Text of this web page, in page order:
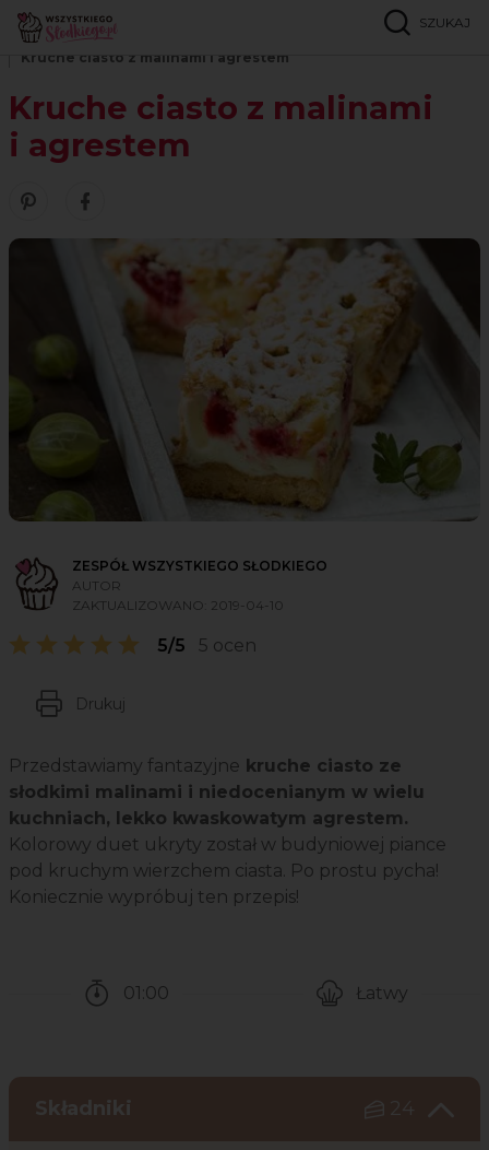
SZUKAJ
Strona główna
Kruche ciasto z malinami i agrestem
Kruche ciasto z malinami
i agrestem
Zobacz nasze piny w serwisie Pinterest
Udostępnij ten przepis w serwisie Facebook
ZESPÓŁ WSZYSTKIEGO SŁODKIEGO
AUTOR
ZAKTUALIZOWANO: 2019-04-10
5/5 5 ocen
Drukuj
Przedstawiamy fantazyjne kruche ciasto ze
słodkimi malinami i niedocenianym w wielu
kuchniach, lekko kwaskowatym agrestem.
Kolorowy duet ukryty został w budyniowej piance
pod kruchym wierzchem ciasta. Po prostu pycha!
Koniecznie wypróbuj ten przepis!
01:00
Łatwy
Składniki 24